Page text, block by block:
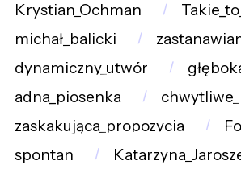
Krystian_Ochman
michał_balicki
dynamiczny_utwór
adna_piosenka
zaskakująca_propozycja
spontan